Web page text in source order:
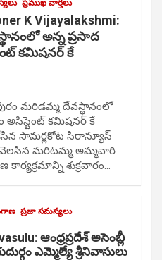
ప్రముఖ వార్తలు
K Vijayalakshmi:
అన్న ప్రసాద
కమిషనర్ కే
మరిడమ్మ దేవస్థానంలో
అసిస్టెంట్ కమిషనర్ కే
సామర్లకోట సిరాన్యూస్
వెలసిన మరిటమ్మ అమ్మవారి
శుక్రవారం…
ప్రజా సమస్యలు
ఆంధ్రప్రదేశ్ అసెంబ్లీ
ఎమ్మెల్యే శ్రీనివాసులు